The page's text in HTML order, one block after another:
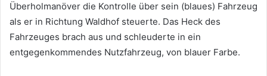
Überholmanöver die Kontrolle über sein (blaues) Fahrzeug
als er in Richtung Waldhof steuerte. Das Heck des
Fahrzeuges brach aus und schleuderte in ein
entgegenkommendes Nutzfahrzeug, von blauer Farbe.